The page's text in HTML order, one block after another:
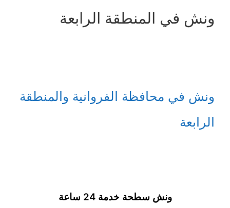
ونش في المنطقة الرابعة
ونش في محافظة الفروانية والمنطقة
الرابعة
ونش سطحة خدمة 24 ساعة